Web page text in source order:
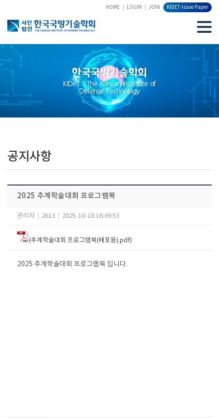
HOME LOGIN JOIN KIDET-issue Paper
한국국방기술학회
KIDeT : The Korean Insititute of
Defense Technology
공지사항
2025 추계학술대회 프로그램북
관리자 2613 2025-10-18 18:49:53
(추계학술대회 프로그램북(배포용).pdf)
2025 추계학술대회 프로그램북 입니다.